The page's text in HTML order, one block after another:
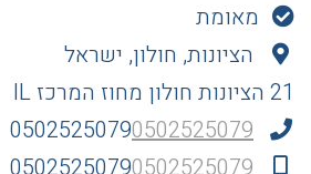
מאומת
הציונות, חולון, ישראל
21 הציונות
חולון מחוז המרכז IL
05025250790502525079